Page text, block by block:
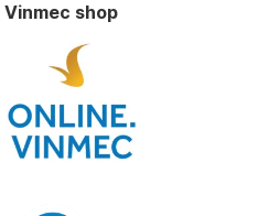
Vinmec shop